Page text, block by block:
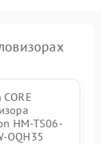
HM-TS06-
OQH35